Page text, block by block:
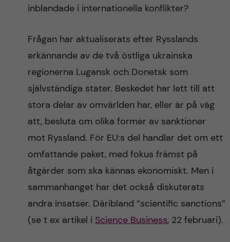
inblandade i internationella konflikter?
Frågan har aktualiserats efter Rysslands
erkännande av de två östliga ukrainska
regionerna Lugansk och Donetsk som
självständiga stater. Beskedet har lett till att
stora delar av omvärlden har, eller är på väg
att, besluta om olika former av sanktioner
mot Ryssland. För EU:s del handlar det om ett
omfattande paket, med fokus främst på
åtgärder som ska kännas ekonomiskt. Men i
sammanhanget har det också diskuterats
andra insatser. Däribland “scientific sanctions”
(se t ex artikel i Science Business, 22 februari).